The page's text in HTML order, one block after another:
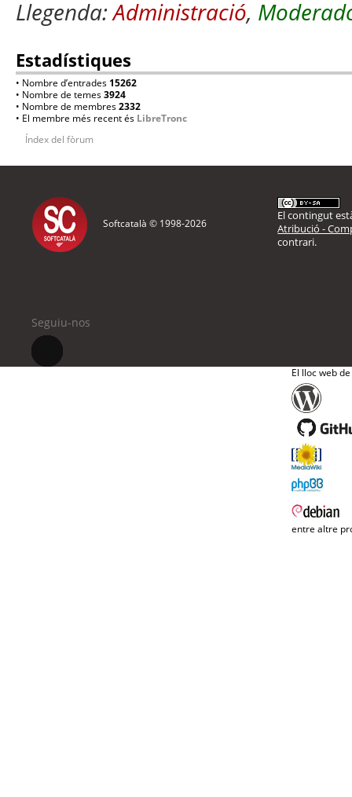
Llegenda:Administració,
Estadístiques
• Nombre d’entrades 15262
• Nombre de temes3924
• Nombre de membres2332
• El membre més recent és LibreTronc
Índex del fòrum
Softcatalà © 1998-2026
El contingut
Atribució -
contrari.
Seguiu-nos
El lloc web
entre altre